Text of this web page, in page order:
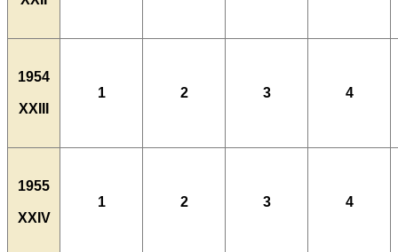
1954
XXIII
1 2 3 4
1955
XXIV
1 2 3 4